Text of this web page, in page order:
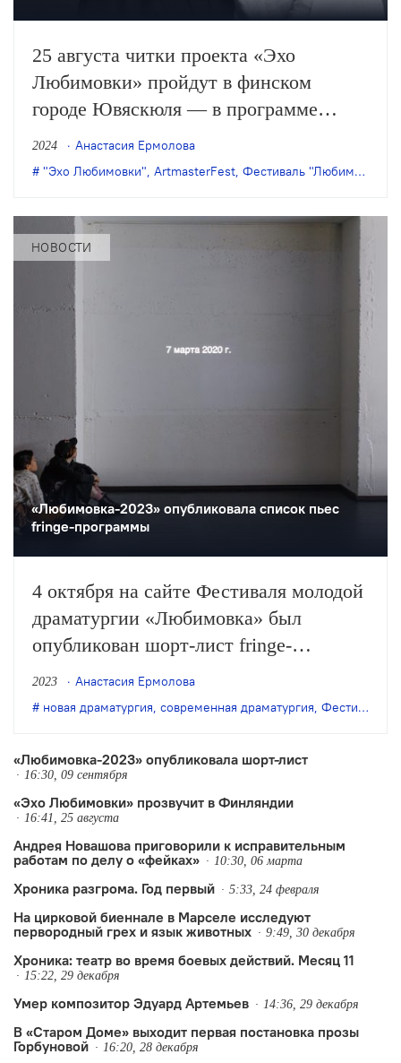
25 августа читки проекта «Эхо
Любимовки» пройдут в финском
городе Ювяскюля — в программе
Международного театрального
фестиваля-мастерской «ArtmasterFest
2024
Анастасия Ермолова
"Эхо Любимовки", ArtmasterFest, Фестиваль "Любимовка"
НОВОСТИ
«Любимовка-2023» опубликовала список пьес
fringe-программы
4 октября на сайте Фестиваля молодой
драматургии «Любимовка» был
опубликован шорт-лист fringe-
программы. В него вошли 14 пьес и
один «бонус».
2023
Анастасия Ермолова
новая драматургия, современная драматургия, Фестиваль "Любимовка"
«Любимовка-2023» опубликовала шорт-лист
16:30, 09 сентября
«Эхо Любимовки» прозвучит в Финляндии
16:41, 25 августа
Андрея Новашова приговорили к исправительным
работам по делу о «фейках»
10:30, 06 марта
Хроника разгрома. Год первый 5:33, 24 февраля
На цирковой биеннале в Марселе исследуют
первородный грех и язык животных
9:49, 30 декабря
Хроника: театр во время боевых действий. Месяц 11
15:22, 29 декабря
Умер композитор Эдуард Артемьев 14:36, 29 декабря
В «Старом Доме» выходит первая постановка прозы
Горбуновой
16:20, 28 декабря